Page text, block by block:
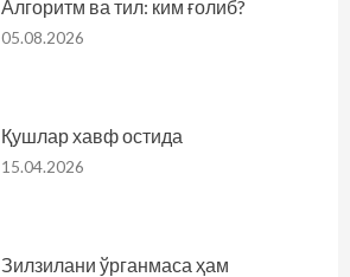
Алгоритм ва тил: ким ғолиб?
05.08.2026
Қушлар хавф остида
15.04.2026
Зилзилани ўрганмаса ҳам